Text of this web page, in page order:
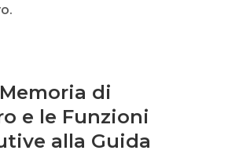
di
e le Funzioni
alla Guida